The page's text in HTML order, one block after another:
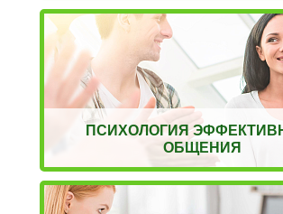
ПСИХОЛОГИЯ
ОБЩЕНИЯ